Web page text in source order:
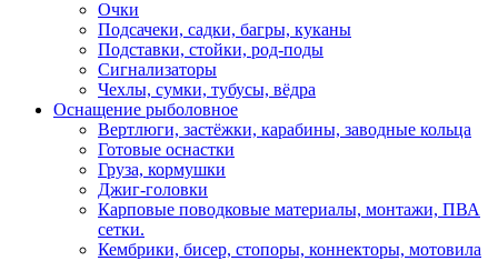
Очки
Подсачеки, садки, багры, куканы
Подставки, стойки, род-поды
Сигнализаторы
Чехлы, сумки, тубусы, вёдра
Оснащение рыболовное
Вертлюги, застёжки, карабины, заводные кольца
Готовые оснастки
Груза, кормушки
Джиг-головки
Карповые поводковые материалы, монтажи, ПВА
сетки.
Кембрики, бисер, стопоры, коннекторы, мотовила